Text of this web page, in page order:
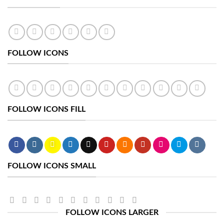
FOLLOW ICONS
FOLLOW ICONS FILL
FOLLOW ICONS SMALL
FOLLOW ICONS LARGER